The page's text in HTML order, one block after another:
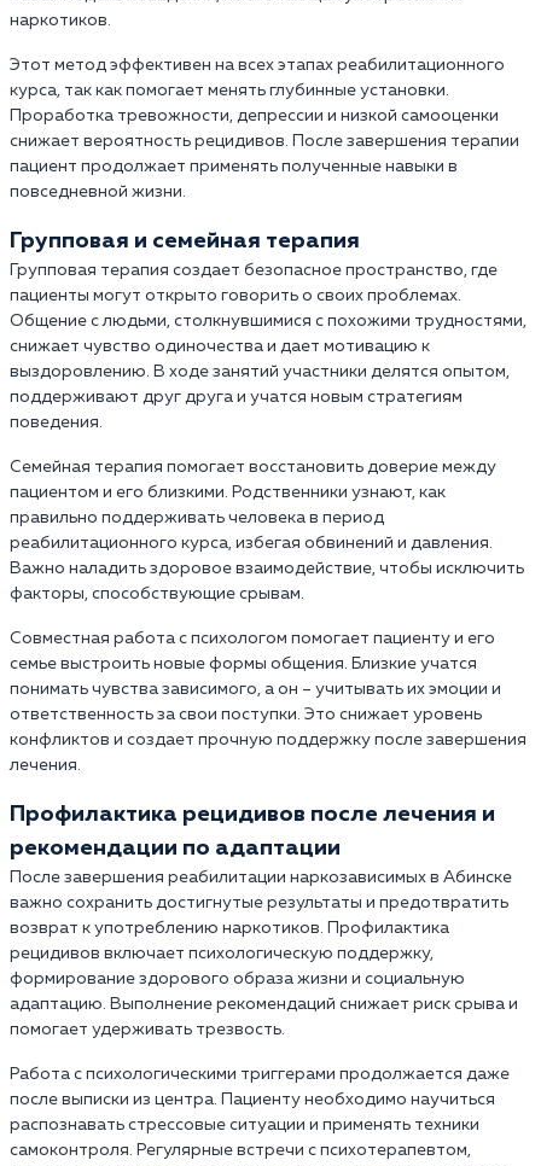
наркотиков.
Этот метод эффективен на всех этапах реабилитационного
курса, так как помогает менять глубинные установки.
Проработка тревожности, депрессии и низкой самооценки
снижает вероятность рецидивов. После завершения терапии
пациент продолжает применять полученные навыки в
повседневной жизни.
Групповая и семейная терапия
Групповая терапия создает безопасное пространство, где
пациенты могут открыто говорить о своих проблемах.
Общение с людьми, столкнувшимися с похожими трудностями,
снижает чувство одиночества и дает мотивацию к
выздоровлению. В ходе занятий участники делятся опытом,
поддерживают друг друга и учатся новым стратегиям
поведения.
Семейная терапия помогает восстановить доверие между
пациентом и его близкими. Родственники узнают, как
правильно поддерживать человека в период
реабилитационного курса, избегая обвинений и давления.
Важно наладить здоровое взаимодействие, чтобы исключить
факторы, способствующие срывам.
Совместная работа с психологом помогает пациенту и его
семье выстроить новые формы общения. Близкие учатся
понимать чувства зависимого, а он – учитывать их эмоции и
ответственность за свои поступки. Это снижает уровень
конфликтов и создает прочную поддержку после завершения
лечения.
Профилактика рецидивов после лечения и
рекомендации по адаптации
После завершения реабилитации наркозависимых в Абинске
важно сохранить достигнутые результаты и предотвратить
возврат к употреблению наркотиков. Профилактика
рецидивов включает психологическую поддержку,
формирование здорового образа жизни и социальную
адаптацию. Выполнение рекомендаций снижает риск срыва и
помогает удерживать трезвость.
Работа с психологическими триггерами продолжается даже
после выписки из центра. Пациенту необходимо научиться
распознавать стрессовые ситуации и применять техники
самоконтроля. Регулярные встречи с психотерапевтом,